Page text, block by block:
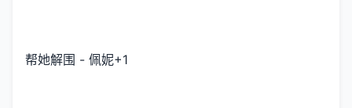
帮她解围 - 佩妮+1